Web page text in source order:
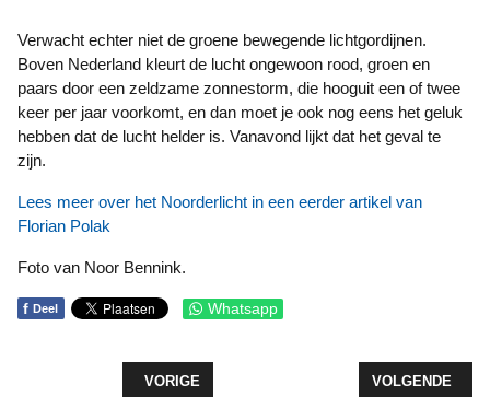
Verwacht echter niet de groene bewegende lichtgordijnen.
Boven Nederland kleurt de lucht ongewoon rood, groen en
paars door een zeldzame zonnestorm, die hooguit een of twee
keer per jaar voorkomt, en dan moet je ook nog eens het geluk
hebben dat de lucht helder is. Vanavond lijkt dat het geval te
zijn.
Lees meer over het Noorderlicht in een eerder artikel van
Florian Polak
Foto van Noor Bennink.
f Deel Whatsapp
VORIG ARTIKEL: JETZT GEHT’S LOOS MET 2
VORIGE VOLGENDE
VOLGENDE